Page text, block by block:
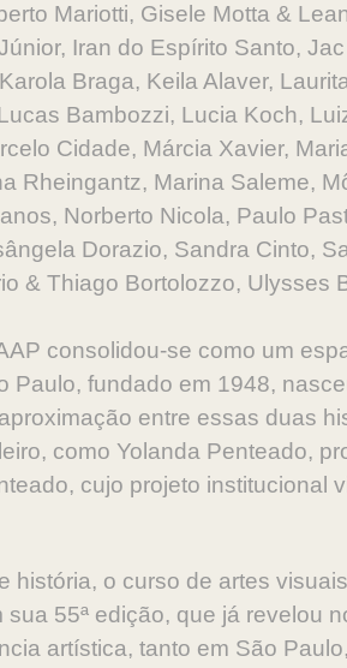
Mariotti, Gisele Motta &
Iran do Espírito Santo,
Braga, Keila Alaver,
Bambozzi, Lucia Koch,
Cidade, Márcia Xavier,
Rheingantz, Marina Saleme,
Norberto Nicola, Paulo
Dorazio, Sandra Cinto,
& Thiago Bortolozzo, Ulysses
consolidou-se como um
Paulo, fundado em 1948,
entre essas duas
como Yolanda Penteado,
cujo projeto institucional
história, o curso de artes
sua 55ª edição, que já revelou
artística, tanto em São